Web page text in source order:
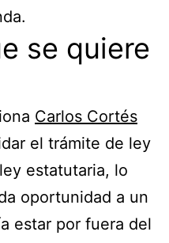
se quiere
Carlos Cortés
el trámite de ley
estatutaria, lo
oportunidad a un
estar por fuera del